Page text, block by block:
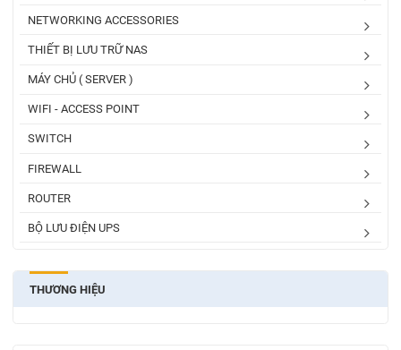
NETWORKING ACCESSORIES
THIẾT BỊ LƯU TRỮ NAS
MÁY CHỦ ( SERVER )
WIFI - ACCESS POINT
SWITCH
FIREWALL
ROUTER
BỘ LƯU ĐIỆN UPS
THƯƠNG HIỆU